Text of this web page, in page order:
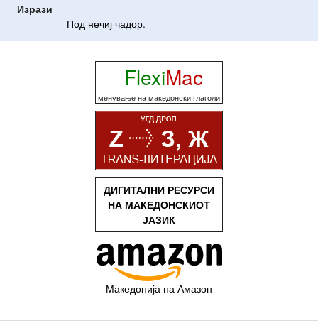
Изрази
Под нечиј чадор.
FlexiMac
менување на македонски глаголи
ДИГИТАЛНИ РЕСУРСИ
НА МАКЕДОНСКИОТ
ЈАЗИК
Македонија на Амазон